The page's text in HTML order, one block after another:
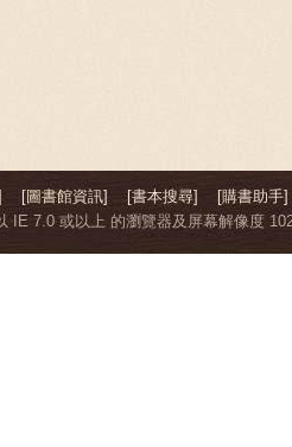
[圖書館資訊] [書本搜尋]
[購書助手]
IE 7.0 或以上 的瀏覽器及屏幕解像度